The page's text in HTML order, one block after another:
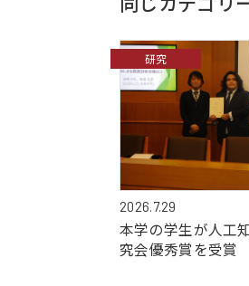
研究
2026.7.29
本学の学生が人工
究会優秀賞を受賞